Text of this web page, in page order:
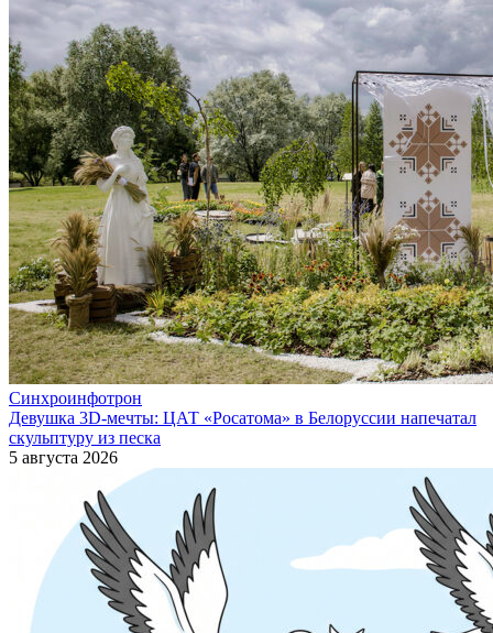
Синхроинфотрон
Девушка 3D-мечты: ЦАТ «Росатома» в Белоруссии напечатал
скульптуру из песка
5 августа 2026